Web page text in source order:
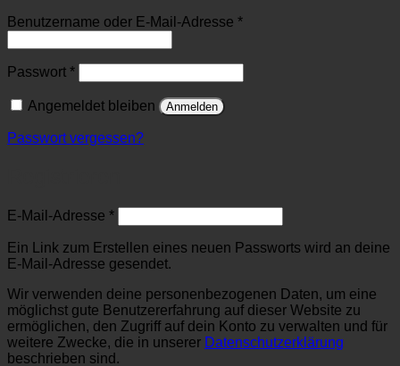
Benutzername oder E-Mail-Adresse *Erforderlich
Passwort *Erforderlich
Angemeldet bleiben Anmelden
Passwort vergessen?
E-Mail-Adresse *Erforderlich
Ein Link zum Erstellen eines neuen Passworts wird an deine
E-Mail-Adresse gesendet.
Wir verwenden deine personenbezogenen Daten, um eine
möglichst gute Benutzererfahrung auf dieser Website zu
ermöglichen, den Zugriff auf dein Konto zu verwalten und für
weitere Zwecke, die in unserer Datenschutzerklärung
beschrieben sind.